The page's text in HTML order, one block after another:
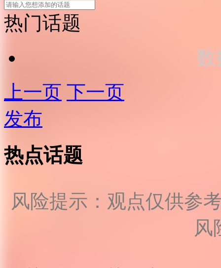
热门话题
数
上一页 下一页
发布
热点话题
风险提示：观点仅供参
风